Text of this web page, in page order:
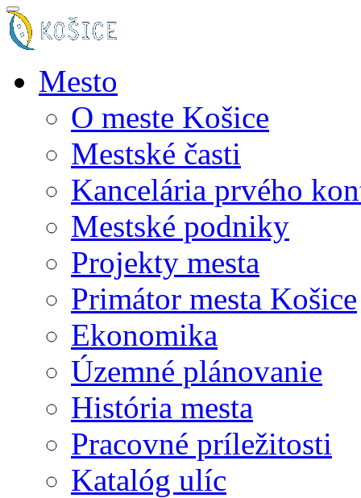
Mesto
O meste Košice
Mestské časti
Kancelária prvého
Mestské podniky
Projekty mesta
Primátor mesta Košice
Ekonomika
Územné plánovanie
História mesta
Pracovné príležitosti
Katalóg ulíc